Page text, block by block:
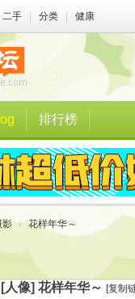
二手 分类 健康
排行榜
影 › 花样年华～
[人像] 花样年华～ [复制